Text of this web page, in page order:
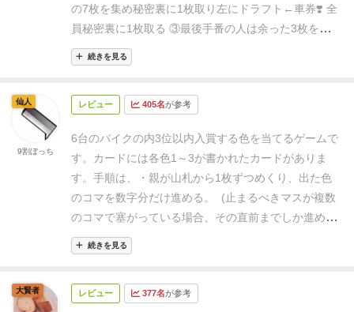
位なら3点、3位なら2点と勝利点になる。 全員が1枚ず
つドラフトしたら、最後手番のプレイヤーが残り3枚
を好きな順に並べて山札の一番下に戻す。
条件を満たすまで繰り返す。
しないと思うが、やってみてからその本質に気づく。
そう、このゲーム、プレイヤーが特定の色の原付を推
せば推すほど推進力が減っていくのだ。ドラフトされ
たカードは山札には戻らない。誰がどのカードをドラ
フトしたかは非公開情報となるので、山札にどの色
の、どの数字のカードが残っているかは推測するしか
ない。全員が1位を取ると思われた色は率先してドラ
フトされ、終盤の推進力が残念なことになる。一方で
る。これが最後まで手に汗握る展開を生み出すエンジ
の7枚を集め秘密裏に1枚取り 左にドラフト←車券❣️ 全
員秘密裏に1枚取る ③最後手番の人は余った3枚を任意
の順で山札の下へ戻します
更に1枚を山札の下に戻すのとは別に脇に列にして裏
ードを表に公開するこれ以降も列に1枚置く度に最初
んだカードは再利用されず何色を山札に戻さなかった
のか？
ヒントとして公開されていきます
※2-3人の場
合:人数が少ないと山札に戻るカードが多いので調整の
為に、最後手番が任意のカードを毎回1枚ずつ(抜きカ
ードとして)列に並べるんだと思われます
【1位が決ま
ると車券のドラフトは無し】
降は、車券を受け取るフェイズは省きます
了】3台目が3周してゴールラインを越えたら１～3位
続きを見る
レビュー 405名が参考
6台のバイクの内3位以内入賞する色を当てるゲームで
す。
カードには各色1～3が書かれたカードがありま
す。 手順は、
・親が山札から1枚ずつめくり、出た色
のコマを数字分だけ進める。
(止まるべきマスが複数
のコマで塞がっている場合、その直前までしか進めな
い)・以上を規定回数繰り返す。
回収し、非公開のまま親が1枚選んで手札とする。
る。・以上を一周繰り返す。
続きを見る
仙人
9割ぼっち
レビュー 377名が参考
大賢者